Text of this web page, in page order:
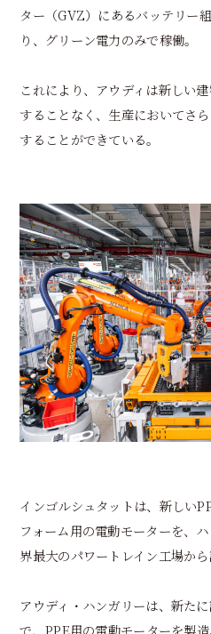
ター（GVZ）にあるバッテリー
り、グリーン電力のみで稼働。
これにより、アウディは新しい
することなく、生産においてさ
することができている。
インゴルシュタットは、新しい
フォーム用の電動モーターを、
界最大のパワートレイン工場から
アウディ・ハンガリーは、新た
で、PPE用の電動モーターを製造